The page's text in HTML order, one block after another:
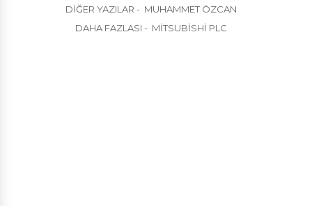
DIĞER YAZILAR - MUHAMMET ÖZCAN
DAHA FAZLASI - MITSUBISHI PLC